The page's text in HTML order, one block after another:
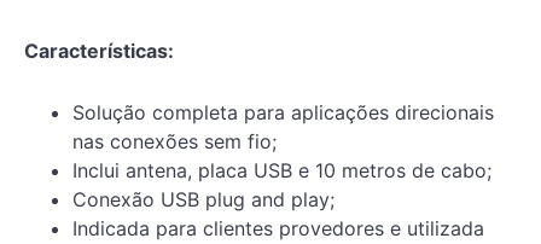
Características:
Solução completa para aplicações direcionais
nas conexões sem fio;
Inclui antena, placa USB e 10 metros de cabo;
Conexão USB plug and play;
Indicada para clientes provedores e utilizada